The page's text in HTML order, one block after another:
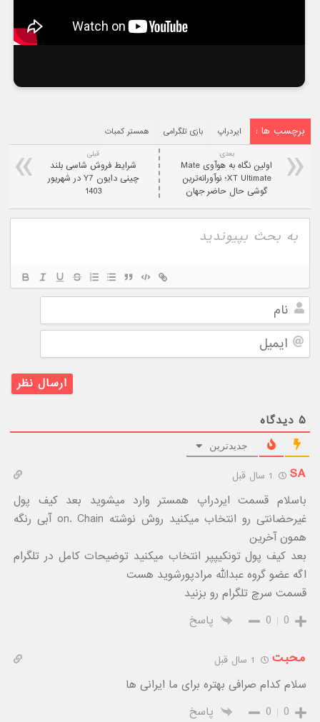
برچسب ها : ایردراپ بازی تلگرامی همستر کمبات
قبلی
شرایط فروش شاسی بلند
چینی دایون Y7 در شهریور
1403
بعدی:
اولین نگاه به هوآوی Mate
XT Ultimate؛ نوآورانه‌ترین
گوشی حال حاضر جهان
ایمیل
۵ دیدگاه
جدیدترین
SA
باسلام قسمت ایردراپ همستر وارد میشوید بعد کیف پول
غیرحضانتی رو انتخاب میکنید روش نوشته on. Chain آبی رنگه
همون آخرین
بعد کیف پول تونکیپپر انتخاب میکنید توضیحات کامل در تلگرام
اگه عضو گروه عبدالله مرادپورشوید هست
قسمت سرچ تلگرام رو بزنید
0
0 پاسخ
محبت
سلام کدام صرافی بهتره برای ما ایرانی ها
0
0 پاسخ